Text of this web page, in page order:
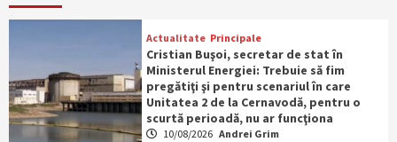
Actualitate Principale
Cristian Buşoi, secretar de stat în
Ministerul Energiei: Trebuie să fim
pregătiţi şi pentru scenariul în care
Unitatea 2 de la Cernavodă, pentru o
scurtă perioadă, nu ar funcţiona
10/08/2026 Andrei Grim